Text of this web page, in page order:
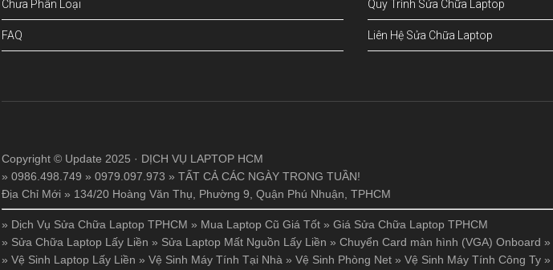
Chưa Phân Loại
FAQ
Quy Trình Sửa Chữa Laptop
Liên Hệ Sửa Chữa Laptop
Copyright © Update 2025 · DỊCH VỤ LAPTOP HCM
» 0986.498.749 » 0979.097.973 » TẤT CẢ CÁC NGÀY TRONG TUẦN!
Địa Chỉ Mới » 134/20 Hoàng Văn Thụ, Phường 9, Quận Phú Nhuận, TPHCM
» Dịch Vụ Sửa Chữa Laptop TPHCM » Mua Laptop Cũ Giá Tốt » Giá Sửa Chữa Laptop TPHCM
» Sửa Chữa Laptop Lấy Liền » Sửa Laptop Mất Nguồn Lấy Liền » Chuyển Card màn hình (VGA) Onboard »
» Vệ Sinh Laptop Lấy Liền » Vệ Sinh Máy Tính Tại Nhà » Vệ Sinh Phòng Net » Vệ Sinh Máy Tính Công Ty »